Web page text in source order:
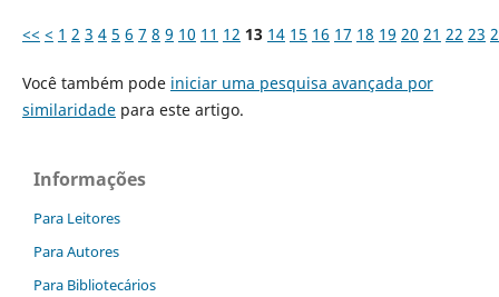
<< < 1 2 3 4 5 6 7 8 9 10 11 12 13 14 15 16 17 18 19 20 21 22 23
Você também pode iniciar uma pesquisa avançada por
similaridadepara este artigo.
Informações
Para Leitores
Para Autores
Para Bibliotecários